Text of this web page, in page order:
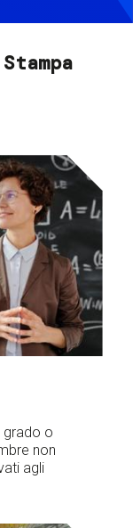
grado o
non
agli